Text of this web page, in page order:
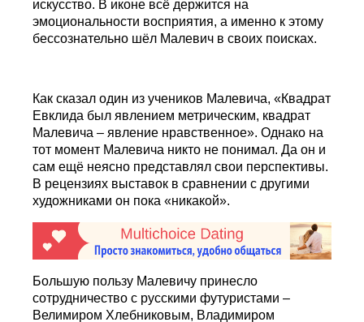
искусство. В иконе всё держится на
эмоциональности восприятия, а именно к этому
бессознательно шёл Малевич в своих поисках.
Как сказал один из учеников Малевича, «Квадрат
Евклида был явлением метрическим, квадрат
Малевича – явление нравственное». Однако на
тот момент Малевича никто не понимал. Да он и
сам ещё неясно представлял свои перспективы.
В рецензиях выставок в сравнении с другими
художниками он пока «никакой».
Большую пользу Малевичу принесло
сотрудничество с русскими футуристами –
Велимиром Хлебниковым, Владимиром